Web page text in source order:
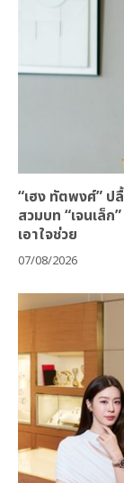
“เฮง ทัตพงศ์” ป
สวมบท “เจนเล็
เอาใจช่วย
07/08/2026